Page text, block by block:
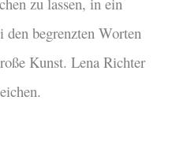
den begrenzten Worten
Kunst. Lena Richter